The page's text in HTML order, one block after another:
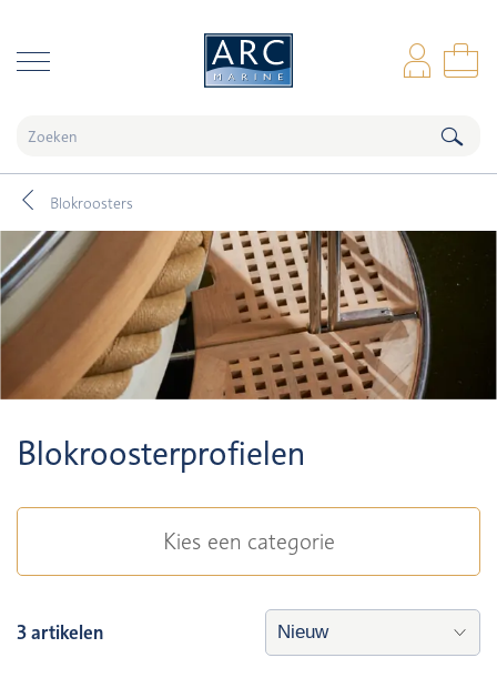
Blokroosters
Blokroosterprofielen
Kies een categorie
3 artikelen